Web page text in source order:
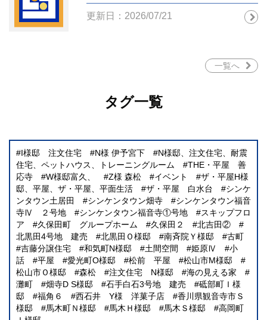
更新日：2026/07/21
一覧へ
タグ一覧
I様邸 注文住宅 N様 伊予宮下
N様邸、注文住宅、耐震
住宅、ペットハウス、トレーニングルーム
THE・平屋 善
応寺
W様邸富久、 Z様 森松 イベント
ザ・平屋H様
邸、平屋、ザ・平屋、平面生活
ザ・平屋 白水台
シンケ
ンタウン土居田
シンケンタウン畑寺
シンケンタウン福音
寺Ⅳ ２号地
シンケンタウン福音寺①号地
スキップフロ
ア
久保田町 グループホーム 久保田２
北吉田②
北黒田4号地 建売
北黒田Ｏ様邸 南斉院Ｙ様邸
古町
吉藤分譲住宅
和気町N様邸 土間空間 姫原Ⅳ
小
話
平屋 愛光町O様邸 松前 平屋
松山市M様邸
松山市Ｏ様邸
森松 注文住宅 N様邸
海の見える家
灘町
畑寺D S様邸 石手白石3号地 建売
砥部町Ｉ様
邸
福角６ 西石井 Y様 洋菓子店
香川県観音寺市Ｓ
様邸
馬木町Ｎ様邸 馬木Ｈ様邸 馬木Ｓ様邸
高岡町